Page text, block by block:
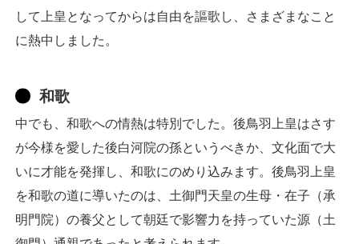
して上皇となってからは自由を謳歌し、さまざまなこと
に熱中しました。
和歌
中でも、和歌への情熱は特別でした。後鳥羽上皇はさす
が今様を愛した後白河院の孫というべきか、文化面で大
いに才能を発揮し、和歌にのめり込みます。後鳥羽上皇
を和歌の道に導いたのは、土御門天皇の生母・在子（承
明門院）の養父として朝廷で影響力を持っていた源（土